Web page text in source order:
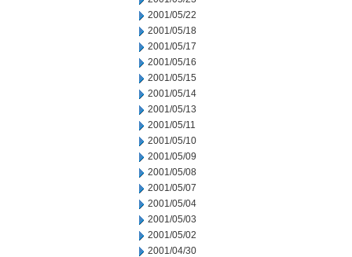
2001/05/22
2001/05/18
2001/05/17
2001/05/16
2001/05/15
2001/05/14
2001/05/13
2001/05/11
2001/05/10
2001/05/09
2001/05/08
2001/05/07
2001/05/04
2001/05/03
2001/05/02
2001/04/30